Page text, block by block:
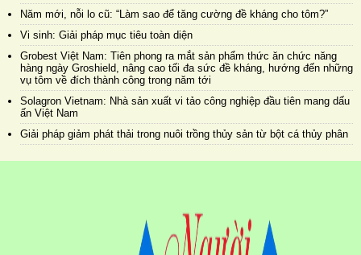
Năm mới, nỗi lo cũ: “Làm sao để tăng cường đề kháng cho tôm?”
Vi sinh: Giải pháp mục tiêu toàn diện
Grobest Việt Nam: Tiên phong ra mắt sản phẩm thức ăn chức năng
hàng ngày Groshield, nâng cao tối đa sức đề kháng, hướng đến những
vụ tôm về đích thành công trong năm tới
Solagron Vietnam: Nhà sản xuất vi tảo công nghiệp đầu tiên mang dấu
ấn Việt Nam
Giải pháp giảm phát thải trong nuôi trồng thủy sản từ bột cá thủy phân